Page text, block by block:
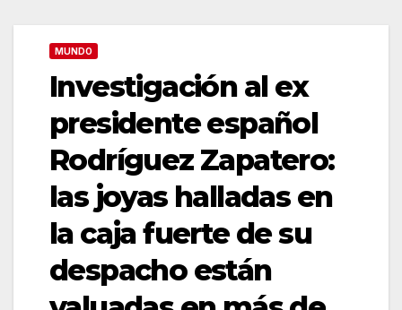
MUNDO
Investigación al ex
presidente español
Rodríguez Zapatero:
las joyas halladas en
la caja fuerte de su
despacho están